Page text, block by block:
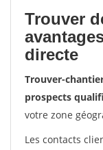
Trouver
directe
Trouver-
prospects
votre zone
Les contacts